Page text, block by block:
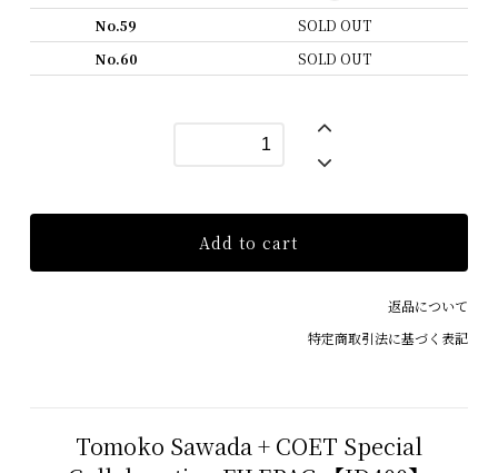
No.59
SOLD OUT
No.60
SOLD OUT
Add to cart
返品について
特定商取引法に基づく表記
Tomoko Sawada + COET Special